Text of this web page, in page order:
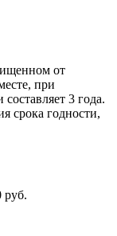
от
при
3 года.
срока годности,
руб.